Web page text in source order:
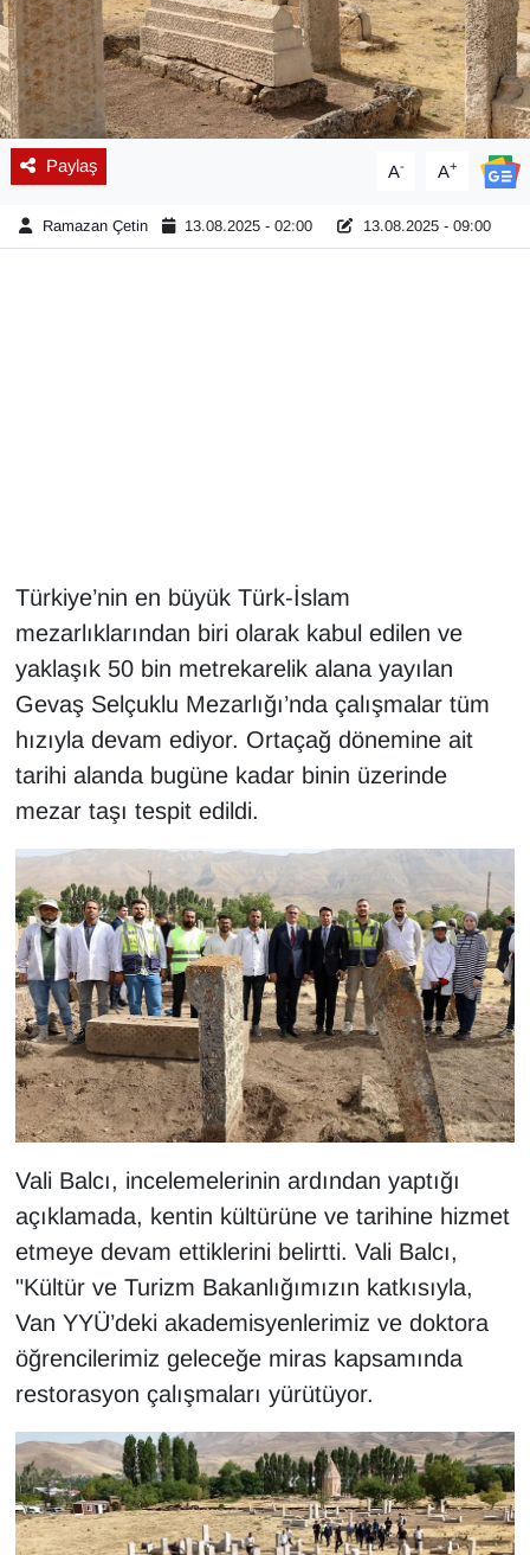
Paylaş A- A+
Ramazan Çetin 13.08.2025 - 02:00 13.08.2025 - 09:00
Türkiye’nin en büyük Türk-İslam
mezarlıklarından biri olarak kabul edilen ve
yaklaşık 50 bin metrekarelik alana yayılan
Gevaş Selçuklu Mezarlığı’nda çalışmalar tüm
hızıyla devam ediyor. Ortaçağ dönemine ait
tarihi alanda bugüne kadar binin üzerinde
mezar taşı tespit edildi.
Vali Balcı, incelemelerinin ardından yaptığı
açıklamada, kentin kültürüne ve tarihine hizmet
etmeye devam ettiklerini belirtti. Vali Balcı,
"Kültür ve Turizm Bakanlığımızın katkısıyla,
Van YYÜ’deki akademisyenlerimiz ve doktora
öğrencilerimiz geleceğe miras kapsamında
restorasyon çalışmaları yürütüyor.
EĞİTİM
EKONOMİ
Eleman
En çok konuşulanlar
İngilizce
Kadın
Kamu Alımları
Kim Kimdir?
Kültür & Sanat
KURDÎ
MAGAZİN
MEDYA
ONE EKONOMİ
Resmi İlanlar
RÖPORTAJ
Seri İlan
Sinema - TV
SİYASET